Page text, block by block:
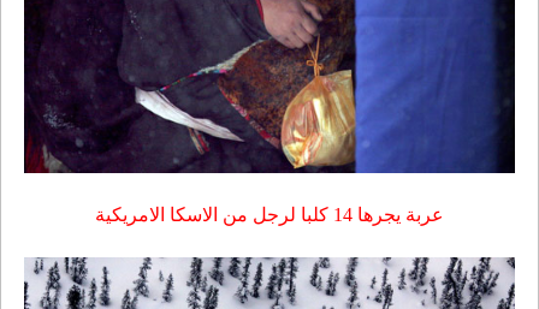
عربة يجرها 14 كلبا لرجل من الاسكا الامريكية